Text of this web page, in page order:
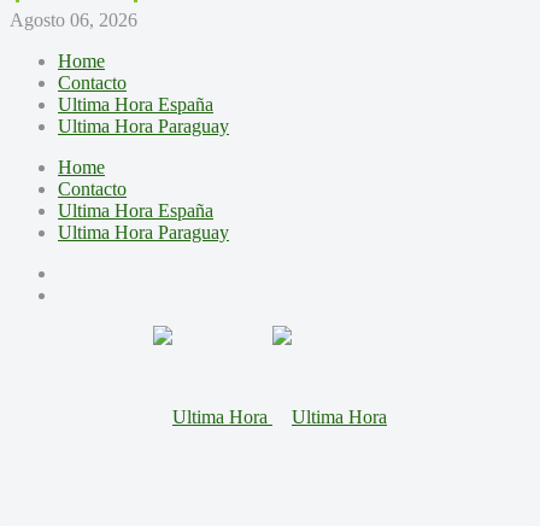
Agosto 06, 2026
Home
Contacto
Ultima Hora España
Ultima Hora Paraguay
Home
Contacto
Ultima Hora España
Ultima Hora Paraguay